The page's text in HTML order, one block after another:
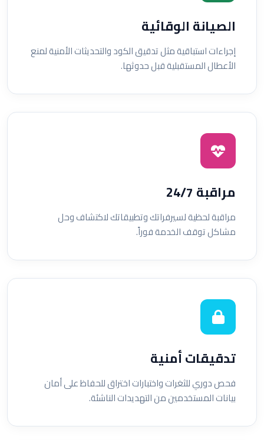
الصيانة الوقائية
إجراءات استباقية مثل تدقيق الكود والتحديثات الأمنية لمنع
الأعطال المستقبلية قبل حدوثها.
مراقبة 24/7
مراقبة لحظية لسيرفراتك وتطبيقاتك لاكتشاف وحل
مشاكل توقف الخدمة فوراً.
تدقيقات أمنية
فحص دوري للثغرات واختبارات اختراق للحفاظ على أمان
بيانات المستخدمين من التهديدات الناشئة.